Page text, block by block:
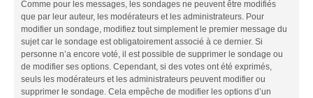
Comme pour les messages, les sondages ne peuvent être modifiés
que par leur auteur, les modérateurs et les administrateurs. Pour
modifier un sondage, modifiez tout simplement le premier message du
sujet car le sondage est obligatoirement associé à ce dernier. Si
personne n’a encore voté, il est possible de supprimer le sondage ou
de modifier ses options. Cependant, si des votes ont été exprimés,
seuls les modérateurs et les administrateurs peuvent modifier ou
supprimer le sondage. Cela empêche de modifier les options d’un